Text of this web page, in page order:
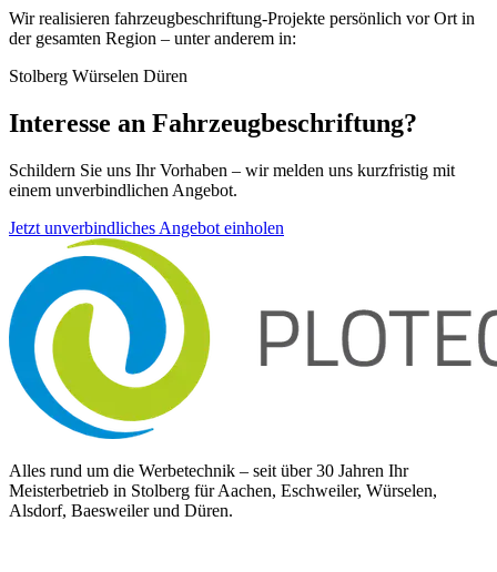
Wir realisieren fahrzeugbeschriftung-Projekte persönlich vor Ort in
der gesamten Region – unter anderem in:
Stolberg Würselen Düren
Interesse an Fahrzeugbeschriftung?
Schildern Sie uns Ihr Vorhaben – wir melden uns kurzfristig mit
einem unverbindlichen Angebot.
Jetzt unverbindliches Angebot einholen
Alles rund um die Werbetechnik – seit über 30 Jahren Ihr
Meisterbetrieb in Stolberg für Aachen, Eschweiler, Würselen,
Alsdorf, Baesweiler und Düren.